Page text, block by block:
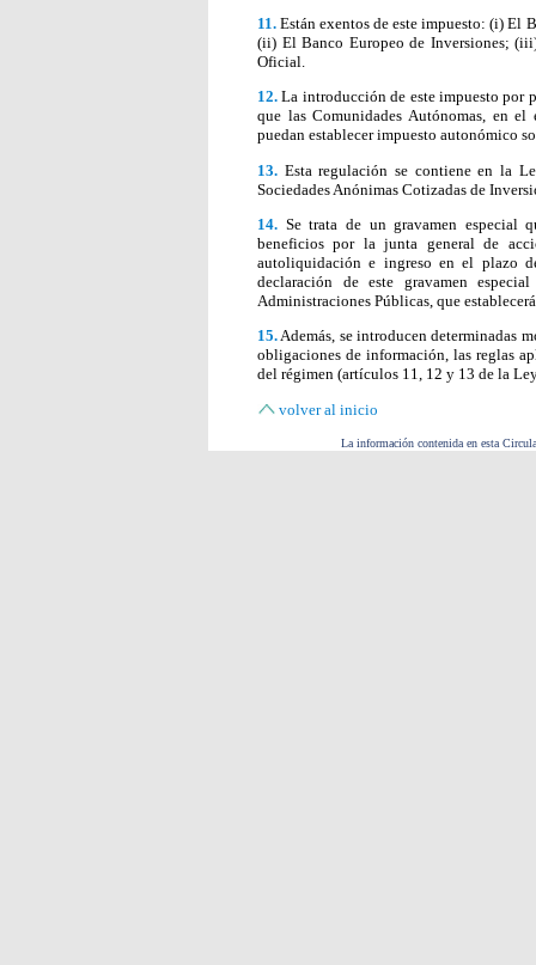
11. Están exentos de este impuesto: (i) El
(ii) El Banco Europeo de Inversiones;
Oficial.
12. La introducción de este impuesto por
que las Comunidades Autónomas, en
puedan establecer impuesto autonómico
13. Esta regulación se contiene en la
Sociedades Anónimas Cotizadas de
14. Se trata de un gravamen especial
beneficios por la junta general de
autoliquidación e ingreso en el plazo
declaración de este gravamen
Administraciones Públicas, que
15.Además, se introducen determinadas
obligaciones de información, las reglas
del régimen (artículos 11, 12 y 13 de la
volver al inicio
La información contenida en esta